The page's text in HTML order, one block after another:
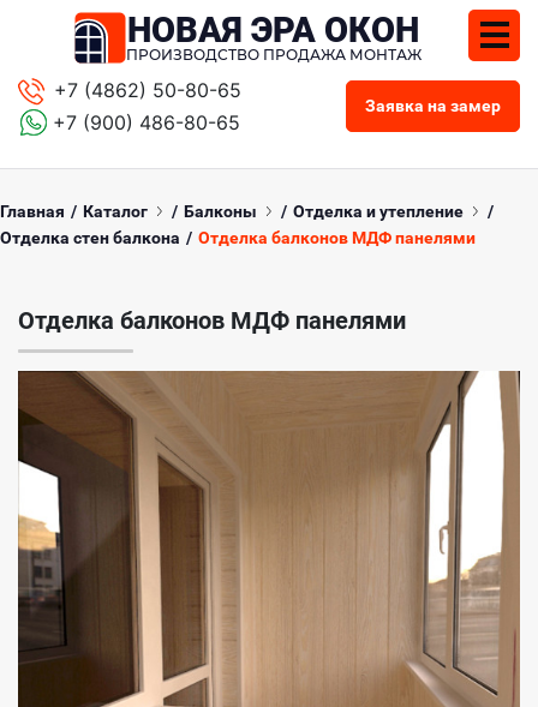
+7 (4862) 50-80-65
+7 (900) 486-80-65
НОВАЯ ЭРА ОКОН
ПРОИЗВОДСТВО ПРОДАЖА МОНТАЖ
+7 (4862) 50-80-65
+7 (900) 486-80-65
Заявка на замер
Главная Каталог Балконы
Отделка и утепление
Отделка стен балкона
Отделка балконов МДФ панелями
Отделка балконов МДФ панелями